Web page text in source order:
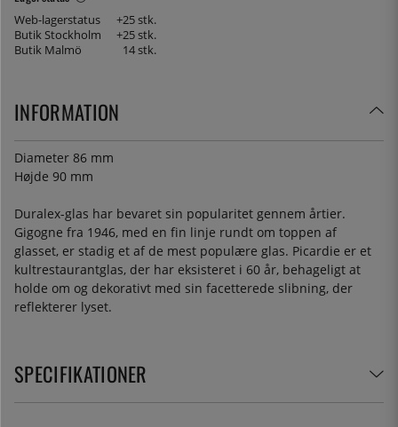
Web-lagerstatus
+25 stk.
Butik Stockholm
+25 stk.
Butik Malmö
14 stk.
INFORMATION
Diameter 86 mm
Højde 90 mm
Duralex-glas har bevaret sin popularitet gennem årtier.
Gigogne fra 1946, med en fin linje rundt om toppen af
glasset, er stadig et af de mest populære glas. Picardie er et
kultrestaurantglas, der har eksisteret i 60 år, behageligt at
holde om og dekorativt med sin facetterede slibning, der
reflekterer lyset.
SPECIFIKATIONER